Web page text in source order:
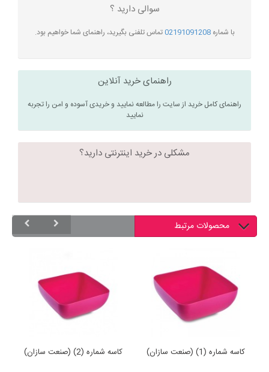
سوالی دارید ؟
با شماره02191091208تماس تلفنی بگیرید، راهنمای شما خواهیم بود.
راهنمای خرید آنلاین
راهنمای کامل خرید از سایت را مطالعه نمایید و خریدی آسوده و امن را تجربه
نمایید
مشکلی در خرید اینترنتی دارید؟
محصولات مرتبط
کاسه شماره (2) (صنعت سازان) کاسه شماره (1) (صنعت سازان)